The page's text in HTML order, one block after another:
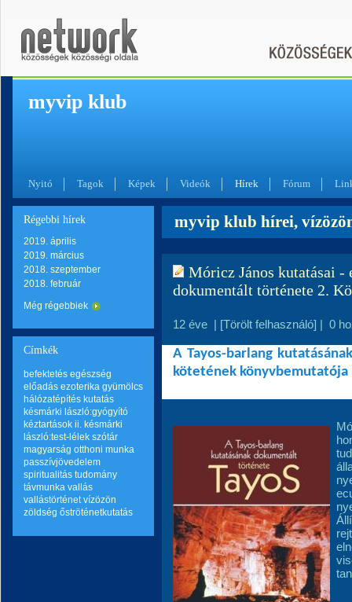
myvip klub
Nyitó Tagok Képek Videók Hírek Fórum
Régebbi hírek
2019. április
2019. március
2018. szeptember
2018. február
Még régebbiek
Címkék
befektetés egészség
előadás ezoterika gyümölcs
hálózatépítés kutatás
késmárki lászló:gyógyító
kéztartások ii. késmárki
lászló:test-lélek szótár
magyarság otthoni munka
passzívjövedelem
spiritualitás tudomány
távmunka vallás
vallástörténet vízözön
zöldség őströténetkutatás
myvip klub hírei,
Móricz János kutatásai -
dokumentált története 2.
12 éve | [Törölt felhasználó] | 0
A Tayos-barlang
kötetének könyvbemutatója